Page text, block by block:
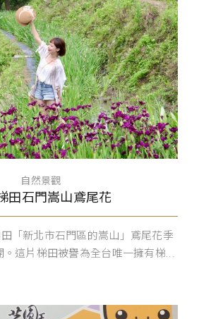
自然景觀
田石門嵩山鳶尾花
「新北市石門區的嵩山」鳶尾花季
。這片梯田被譽為全台唯一擁有梯...